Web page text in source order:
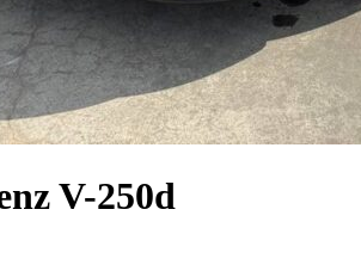
V-250d